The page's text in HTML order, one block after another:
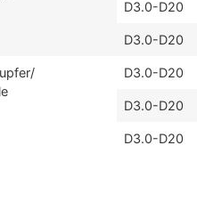
D3.0-D20
D3.0-D20
D3.0-D20
D3.0-D20
D3.0-D20